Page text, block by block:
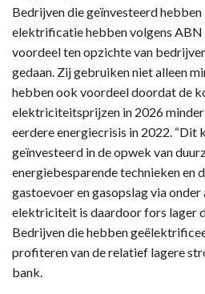
Bedrijven die geïnvesteerd
elektrificatie hebben volgens
voordeel ten opzichte van
gedaan. Zij gebruiken niet alleen
hebben ook voordeel doordat de
elektriciteitsprijzen in 2026
eerdere energiecrisis in 2022. “Dit
geïnvesteerd in de opwek van
energiebesparende technieken en
gastoevoer en gasopslag via
elektriciteit is daardoor fors lager
Bedrijven die hebben
profiteren van de relatief lagere
bank.